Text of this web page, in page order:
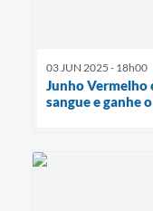
03 JUN 2025 - 18h00
Junho Vermelho
sangue e ganhe